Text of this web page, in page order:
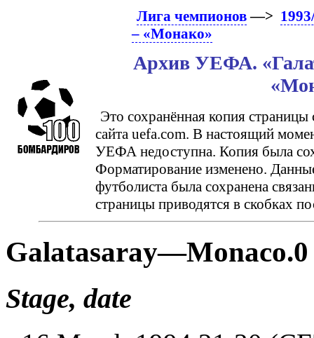
Лига чемпионов—>
– «Монако»
Архив УЕФА.
Это сохранённая копия
сайта uefa.com. В настоящий
УЕФА недоступна. Копия была
Форматирование изменено.
футболиста была сохранена
страницы приводятся в скобках
Galatasaray—Monaco.0
Stage, date